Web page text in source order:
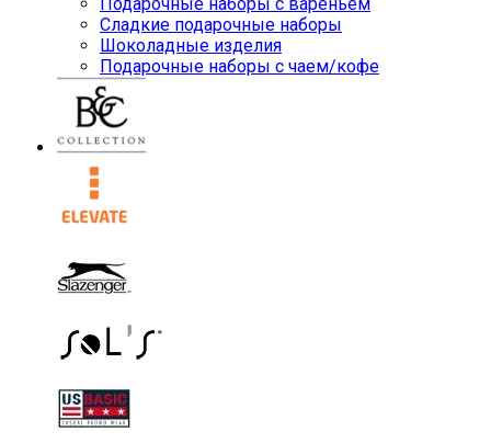
Сладкие подарочные наборы
Шоколадные изделия
Подарочные наборы с чаем/кофе